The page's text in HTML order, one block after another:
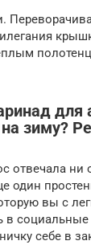
для
зиму?
отвечала ни
один
вы с
в
себе в